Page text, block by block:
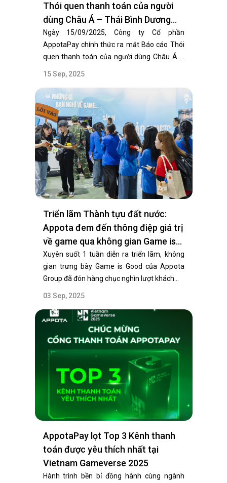
Thói quen thanh toán của người
dùng Châu Á – Thái Bình Dương
2025
Ngày 15/09/2025, Công ty Cổ phần
AppotaPay chính thức ra mắt Báo cáo Thói
quen thanh toán của người dùng Châu Á –
15 Sep, 2025
Triển lãm Thành tựu đất nước:
Appota đem đến thông điệp giá trị
về game qua không gian Game is
Good
Xuyên suốt 1 tuần diễn ra triển lãm, không
gian trưng bày Game is Good của Appota
Group đã đón hàng chục nghìn lượt khách…
03 Sep, 2025
AppotaPay lọt Top 3 Kênh thanh
toán được yêu thích nhất tại
Vietnam Gameverse 2025
Hành trình bền bỉ đồng hành cùng ngành